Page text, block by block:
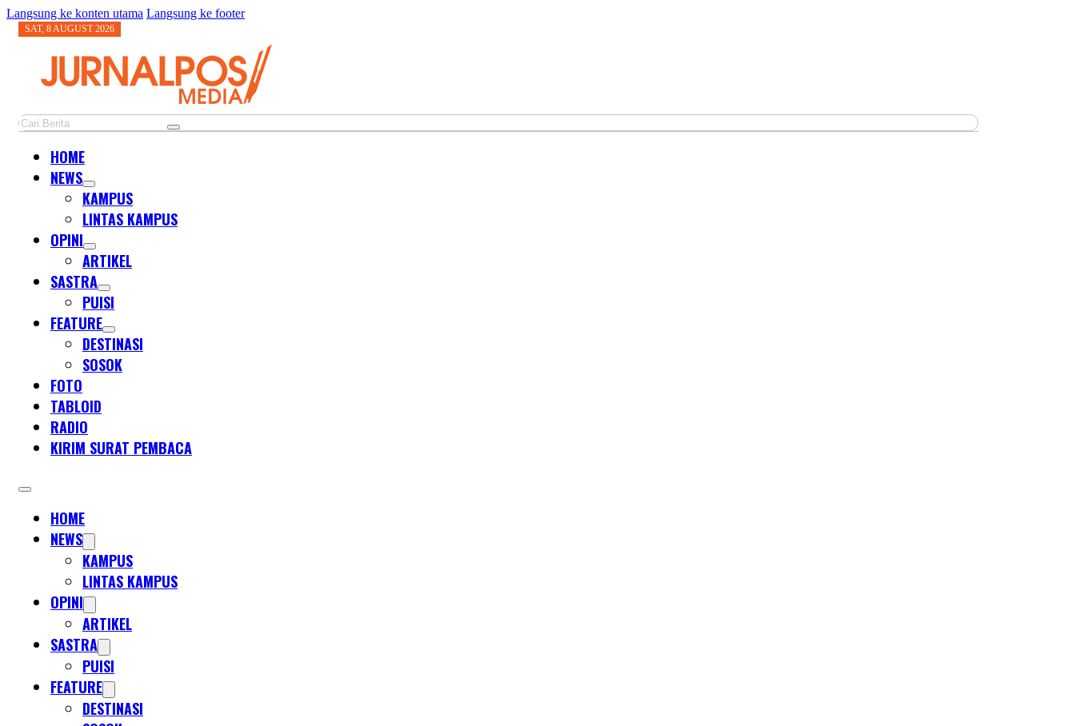
Langsung ke konten utama Langsung ke footer
SAT, 8 AUGUST 2026
Cari
HOME
NEWS
KAMPUS
LINTAS KAMPUS
OPINI
ARTIKEL
SASTRA
PUISI
FEATURE
DESTINASI
SOSOK
FOTO
TABLOID
RADIO
KIRIM SURAT PEMBACA
HOME
NEWS
KAMPUS
LINTAS KAMPUS
OPINI
ARTIKEL
SASTRA
PUISI
FEATURE
DESTINASI